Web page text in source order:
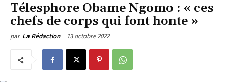
Télesphore Obame Ngomo : « ces
chefs de corps qui font honte »
par La Rédaction 13 octobre 2022